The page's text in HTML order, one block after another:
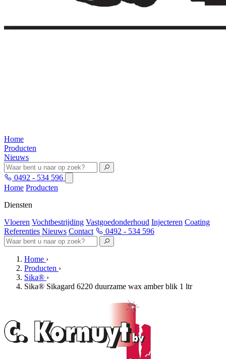
Home
Producten
Nieuws
0492 - 534 596
Home Producten
Diensten
Vloeren Vochtbestrijding Vastgoedonderhoud Injecteren Coating
Referenties Nieuws Contact 0492 - 534 596
Home ›
Producten ›
Sika® ›
Sika® Sikagard 6220 duurzame wax amber blik 1 ltr